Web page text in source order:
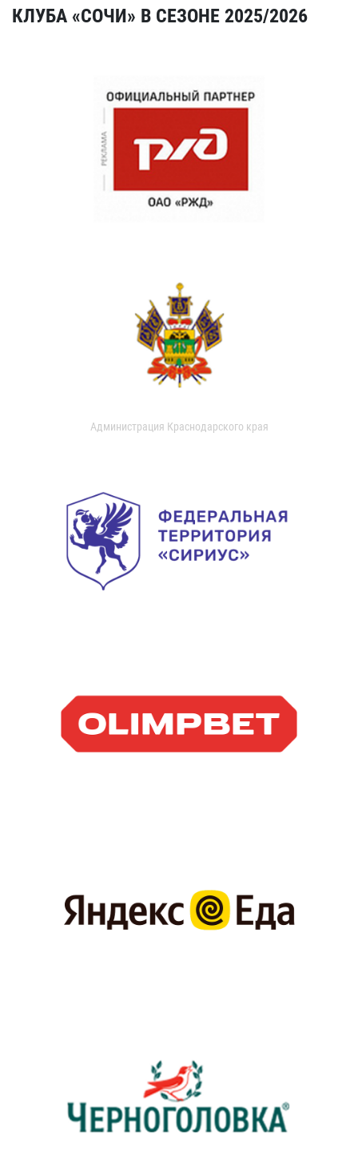
КЛУБА «СОЧИ» В СЕЗОНЕ 2025/2026
Администрация Краснодарского края